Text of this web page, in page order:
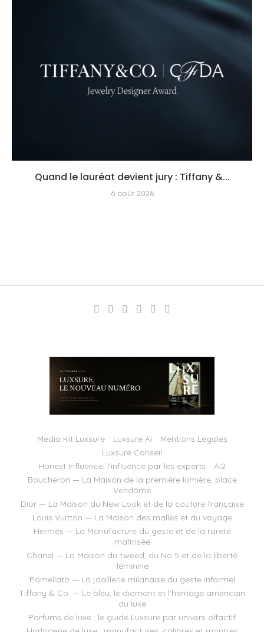
Quand le lauréat devient jury : Tiffany &...
6 août 2026
Media Kit Luxsure Luxsure AI
Mentions Légales
Luxsure Conseil
Honest Influence, l’influence par les experts
AI2
Boucheron — La Maison de la première lumière, place
Vendôme
Dior — La Maison du New Look et de la couture française
Louis Vuitton — La Maison des malles et du voyage
Hermès — La Manufacture du geste et de la rareté
maîtrisée
Chanel — La Maison du tweed, du No 5 et de la liberté
féminine
Pomellato — La joaillerie milanaise du geste informel
Tiffany & Co. — Le bleu, le diamant et l’héritage américain
du luxe
Parfums de luxe : le guide Luxsure par univers olfactif